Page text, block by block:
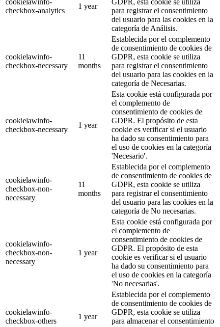
cookielawinfo-
checkbox-analytics
1 year
GDPR, esta cookie se utiliza
para registrar el consentimiento
del usuario para las cookies en la
categoría de Análisis.
cookielawinfo-
checkbox-necessary
11
months
Establecida por el complemento
de consentimiento de cookies de
GDPR, esta cookie se utiliza
para registrar el consentimiento
del usuario para las cookies en la
categoría de Necesarias.
cookielawinfo-
checkbox-necessary
1 year
Esta cookie está configurada por
el complemento de
consentimiento de cookies de
GDPR. El propósito de esta
cookie es verificar si el usuario
ha dado su consentimiento para
el uso de cookies en la categoría
'Necesario'.
cookielawinfo-
checkbox-non-
necessary
11
months
Establecida por el complemento
de consentimiento de cookies de
GDPR, esta cookie se utiliza
para registrar el consentimiento
del usuario para las cookies en la
categoría de No necesarias.
cookielawinfo-
checkbox-non-
necessary
1 year
Esta cookie está configurada por
el complemento de
consentimiento de cookies de
GDPR. El propósito de esta
cookie es verificar si el usuario
ha dado su consentimiento para
el uso de cookies en la categoría
'No necesarias'.
cookielawinfo-
checkbox-others
1 year
Establecida por el complemento
de consentimiento de cookies de
GDPR, esta cookie se utiliza
para almacenar el consentimiento